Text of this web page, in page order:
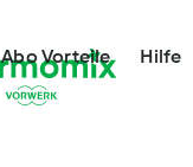
Abo Vorteile Hilfe